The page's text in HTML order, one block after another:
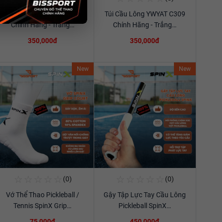
Xem chi tiết
Túi Cầu Lông YWYAT C309
Chính Hãng - Trắng…
350,000đ
Xem chi tiết
Túi Cầu Lông YWYAT C309
Chính Hãng - Trắng…
350,000đ
New
(0)
Vớ Thể Thao Pickleball /
Tennis SpinX Grip…
New
Xem chi tiết
(0)
Gậy Tập Lực Tay Cầu Lông
Pickleball SpinX…